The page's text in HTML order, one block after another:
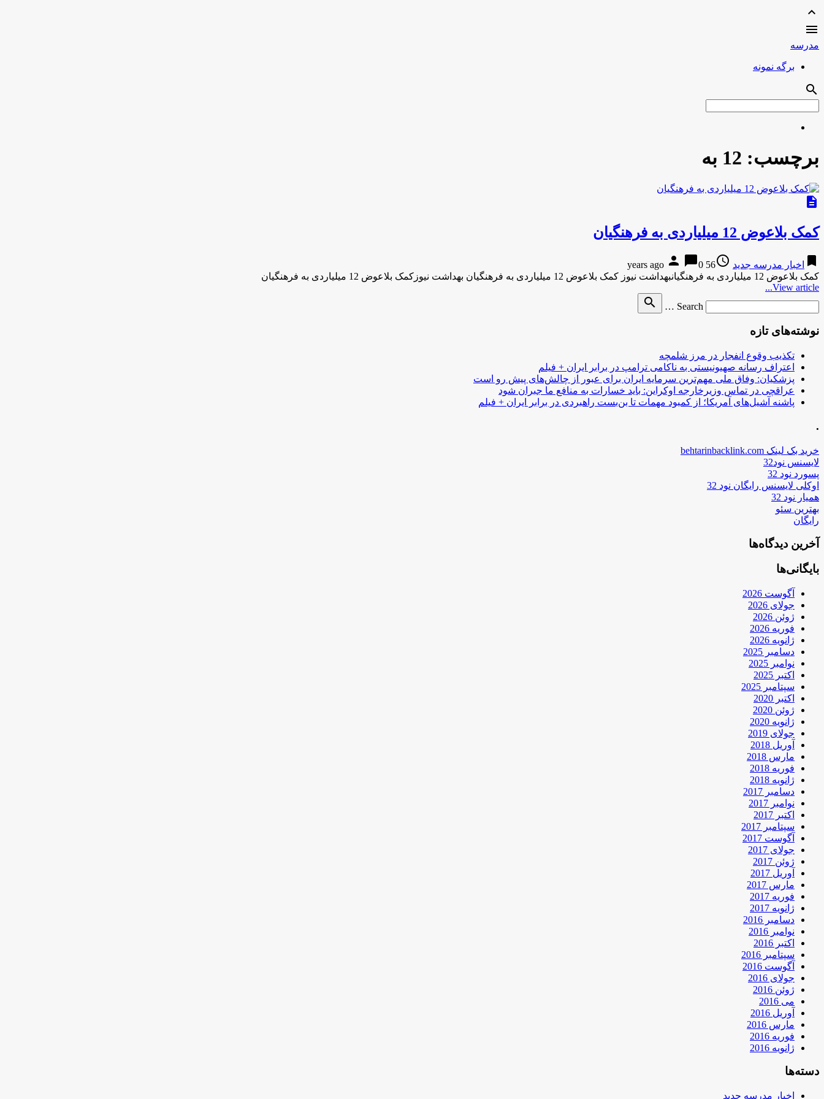
expand_less

مدرسه
برگه نمونه
search
برچسب: 12 به
description
کمک بلاعوض 12 میلیاردی به فرهنگیان
bookmark اخبار مدرسه جدید access_time
56 years ago
person chat_bubble0
کمک بلاعوض 12 میلیاردی به فرهنگیانبهداشت نیوز کمک بلاعوض 12 میلیاردی به فرهنگیان بهداشت نیوزکمک بلاعوض 12 میلیاردی به فرهنگیان
View article...
Search …
search
نوشته‌های تازه
تکذیب وقوع انفجار در مرز شلمچه
اعتراف رسانه صهیونیستی به ناکامی ترامپ در برابر ایران + فیلم
پزشکیان: وفاق ملی مهم‌ترین سرمایه ایران برای عبور از چالش‌های پیش رو است
عراقچی در تماس وزیرخارجه اوکراین: باید خسارات به منافع ما جبران شود
پاشنه آشیل‌های آمریکا؛ از کمبود مهمات تا بن‌بست راهبردی در برابر ایران + فیلم
.
خرید بک لینک behtarinbacklink.com
لایسنس نود32
پسورد نود 32
اوکلی لایسنس رایگان نود 32
همیار نود 32
بهترین سئو
رایگان
آخرین دیدگاه‌ها
بایگانی‌ها
آگوست 2026
جولای 2026
ژوئن 2026
فوریه 2026
ژانویه 2026
دسامبر 2025
نوامبر 2025
اکتبر 2025
سپتامبر 2025
اکتبر 2020
ژوئن 2020
ژانویه 2020
جولای 2019
آوریل 2018
مارس 2018
فوریه 2018
ژانویه 2018
دسامبر 2017
نوامبر 2017
اکتبر 2017
سپتامبر 2017
آگوست 2017
جولای 2017
ژوئن 2017
آوریل 2017
مارس 2017
فوریه 2017
ژانویه 2017
دسامبر 2016
نوامبر 2016
اکتبر 2016
سپتامبر 2016
آگوست 2016
جولای 2016
ژوئن 2016
می 2016
آوریل 2016
مارس 2016
فوریه 2016
ژانویه 2016
دسته‌ها
اخبار مدرسه جدید